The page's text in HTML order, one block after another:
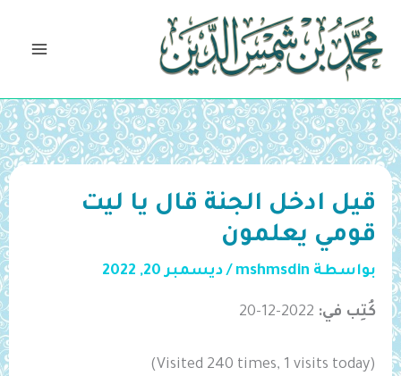
تخطي
المحتوى
قيل ادخل الجنة قال يا ليت
قومي يعلمون
بواسطة mshmsdin
/ديسمبر 20, 2022
كُتِب في: 2022-12-20
(Visited 240 times, 1 visits today)